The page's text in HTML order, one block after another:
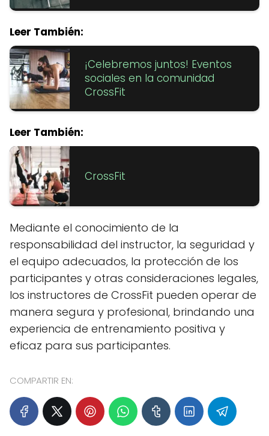
Leer También:
¡Celebremos juntos! Eventos
sociales en la comunidad
CrossFit
Leer También:
CrossFit
Mediante el conocimiento de la
responsabilidad del instructor, la seguridad y
el equipo adecuados, la protección de los
participantes y otras consideraciones legales,
los instructores de CrossFit pueden operar de
manera segura y profesional, brindando una
experiencia de entrenamiento positiva y
eficaz para sus participantes.
COMPARTIR EN: